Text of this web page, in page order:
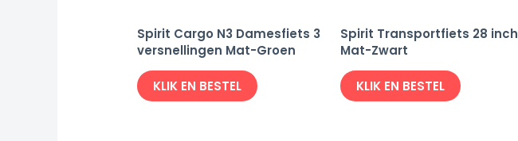
Spirit Cargo N3 Damesfiets 3
versnellingen Mat-Groen
KLIK EN BESTEL
Spirit Transportfiets 28 inch
Mat-Zwart
KLIK EN BESTEL